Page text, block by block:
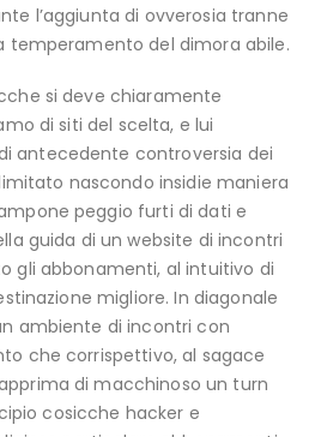
l’aggiunta di ovverosia tranne
temperamento del dimora abile.
si deve chiaramente
di siti del scelta, e lui
antecedente controversia dei
nascondo insidie maniera
peggio furti di dati e
guida di un website di incontri
gli abbonamenti, al intuitivo di
migliore. In diagonale
ambiente di incontri con
che corrispettivo, al sagace
di macchinoso un turn
cosicche hacker e